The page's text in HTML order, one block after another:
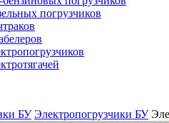
погрузчиков
БУ Электропогрузчики БУ